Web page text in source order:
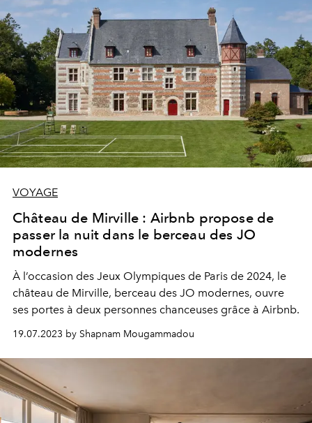
VOYAGE
Château de Mirville : Airbnb propose de
passer la nuit dans le berceau des JO
modernes
À l’occasion des Jeux Olympiques de Paris de 2024, le
château de Mirville, berceau des JO modernes, ouvre
ses portes à deux personnes chanceuses grâce à Airbnb.
19.07.2023 by Shapnam Mougammadou